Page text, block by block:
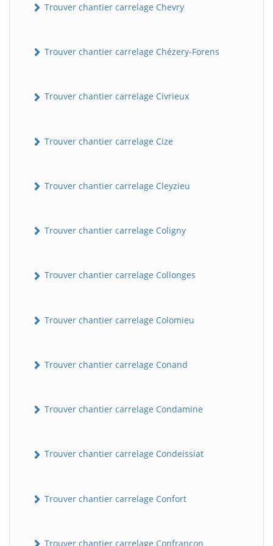
Trouver chantier carrelage Chevry
Trouver chantier carrelage Chézery-Forens
Trouver chantier carrelage Civrieux
Trouver chantier carrelage Cize
Trouver chantier carrelage Cleyzieu
Trouver chantier carrelage Coligny
Trouver chantier carrelage Collonges
Trouver chantier carrelage Colomieu
Trouver chantier carrelage Conand
Trouver chantier carrelage Condamine
Trouver chantier carrelage Condeissiat
Trouver chantier carrelage Confort
Trouver chantier carrelage Confrançon
BatiWebPro